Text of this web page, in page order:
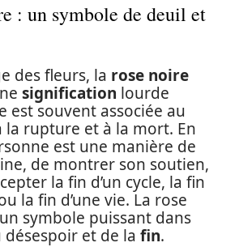
: un symbole de deuil et
des fleurs, la rose noire
signification lourde
est souvent associée au
la rupture et à la mort. En
est une manière de
de montrer son soutien,
la fin d’un cycle, la fin
la fin d’une vie. La rose
symbole puissant dans
désespoir et de la fin.